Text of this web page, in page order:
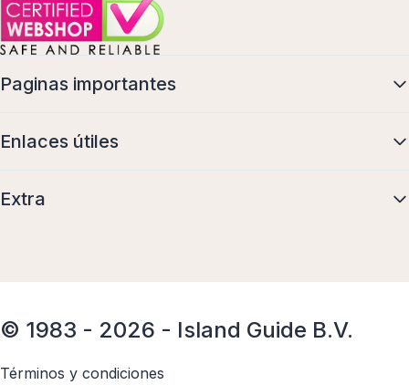
Paginas importantes
Enlaces útiles
Extra
© 1983 - 2026 - Island Guide B.V.
Términos y condiciones